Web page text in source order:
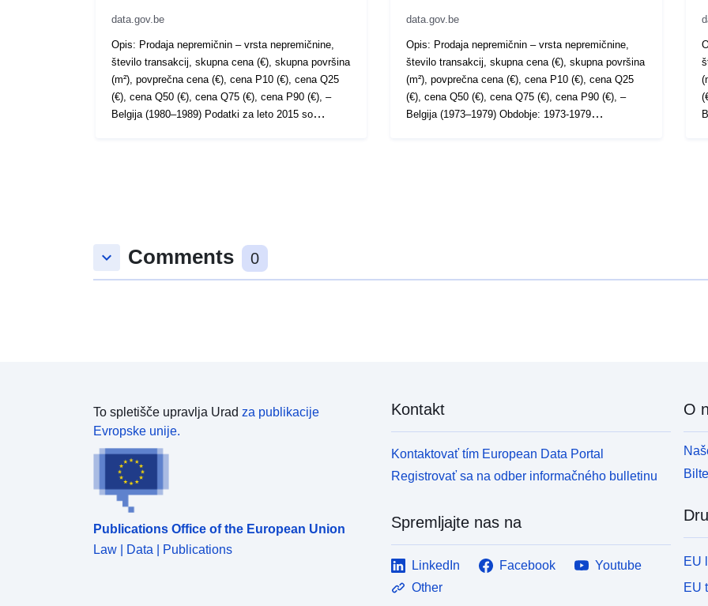
data.gov.be
Opis: Prodaja nepremičnin – vrsta nepremičnine,
število transakcij, skupna cena (€), skupna površina
(m²), povprečna cena (€), cena P10 (€), cena Q25
(€), cena Q50 (€), cena Q75 (€), cena P90 (€), –
Belgija (1980–1989) Podatki za leto 2015 so
data.gov.be
Opis: Prodaja nepremičnin – vrsta nepremičnine,
število transakcij, skupna cena (€), skupna površina
(m²), povprečna cena (€), cena P10 (€), cena Q25
(€), cena Q50 (€), cena Q75 (€), cena P90 (€), –
Belgija (1973–1979) Obdobje: 1973-1979
keyboard_arrow_down Comments 0
To spletišče upravlja Urad za publikacije
Evropske unije.
Publications Office of the European Union
Law | Data | Publications
Kontakt
Kontaktovať tím European Data Portal
Registrovať sa na odber informačného bulletinu
Spremljajte nas na
LinkedIn Facebook
Youtube
Other
O
EU
EU